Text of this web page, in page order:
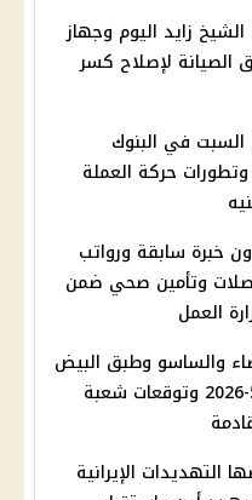
زايد اليوم وجهاز
الصيانة لإصلاح كسر
السبت في البنوك
حركة العملة
خبرة سابقة ورواتب
وتأمين صحي ضمن
العمل
والساسو وطبق البيض
اليوم السبت 16-5-2026 وتوقعات شعبة
التهديدات الإيرانية